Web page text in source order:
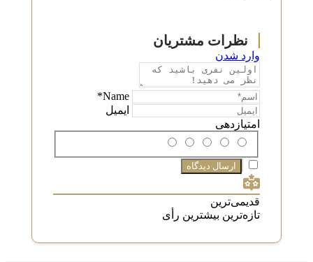
وارد شدن
Name*
امتیازدهی
قدیمی‌ترین
تازه‌ترین بیشترین رأی